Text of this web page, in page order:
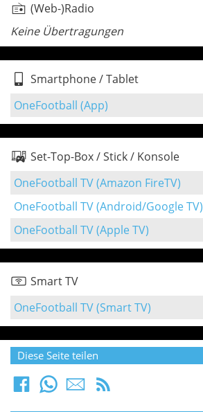
(Web-)Radio
Keine Übertragungen
Smartphone / Tablet
OneFootball (App)
Set-Top-Box / Stick / Konsole
OneFootball TV (Amazon FireTV)
OneFootball TV (Android/Google TV)
OneFootball TV (Apple TV)
Smart TV
OneFootball TV (Smart TV)
Diese Seite teilen